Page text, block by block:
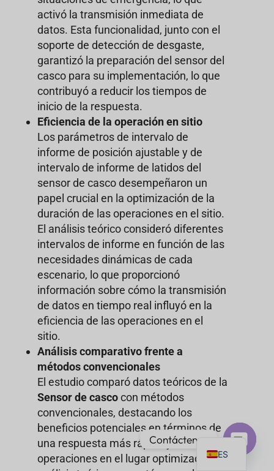
activó la transmisión inmediata de
datos. Esta funcionalidad, junto con el
soporte de detección de desgaste,
garantizó la preparación del sensor del
casco para su implementación, lo que
contribuyó a reducir los tiempos de
inicio de la respuesta.
Eficiencia de la operación en sitio
Los parámetros de intervalo de
informe de posición ajustable y de
intervalo de informe de latidos del
sensor de casco desempeñaron un
papel crucial en la optimización de la
duración de las operaciones en el sitio.
El análisis teórico consideró diferentes
intervalos de informe en función de las
necesidades dinámicas de cada
escenario, lo que proporcionó
información sobre cómo la transmisión
de datos en tiempo real influyó en la
eficiencia de las operaciones en el
sitio.
Análisis comparativo frente a
métodos convencionales
El estudio comparó datos teóricos de la
Sensor de cascocon métodos
convencionales, destacando los
beneficios potenciales en términos de
una respuesta más rápida y
operaciones en el lugar optimizadas. El
ES
EN
IT
Contáctenos